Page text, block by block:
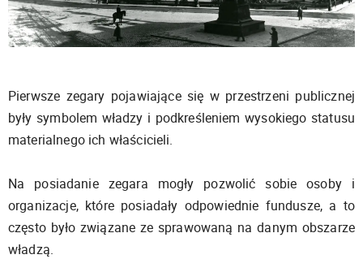
Pierwsze zegary pojawiające się w przestrzeni publicznej
były symbolem władzy i podkreśleniem wysokiego statusu
materialnego ich właścicieli.
Na posiadanie zegara mogły pozwolić sobie osoby i
organizacje, które posiadały odpowiednie fundusze, a to
często było związane ze sprawowaną na danym obszarze
władzą.